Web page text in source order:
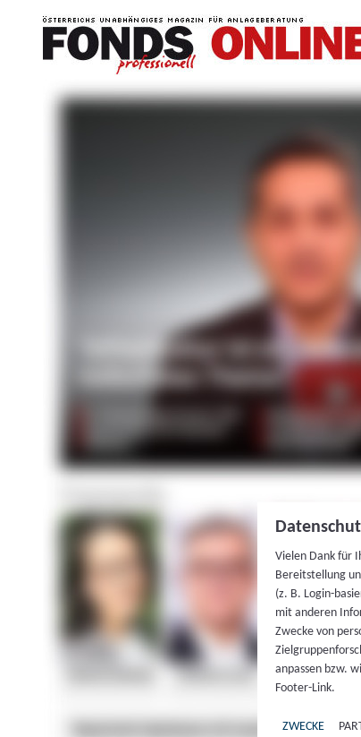
Vielen Dank für
Bereitstellung
(z. B. Login-
mit anderen
Zwecke von
anpassen bzw.
Footer-Link.
ZWECKE